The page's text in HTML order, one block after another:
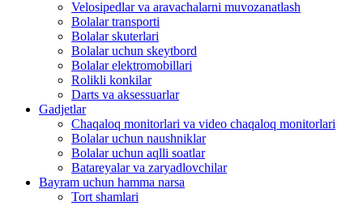
Velosipedlar va aravachalarni muvozanatlash
Bolalar transporti
Bolalar skuterlari
Bolalar uchun skeytbord
Bolalar elektromobillari
Rolikli konkilar
Darts va aksessuarlar
Gadjetlar
Chaqaloq monitorlari va video chaqaloq monitorlari
Bolalar uchun naushniklar
Bolalar uchun aqlli soatlar
Batareyalar va zaryadlovchilar
Bayram uchun hamma narsa
Tort shamlari